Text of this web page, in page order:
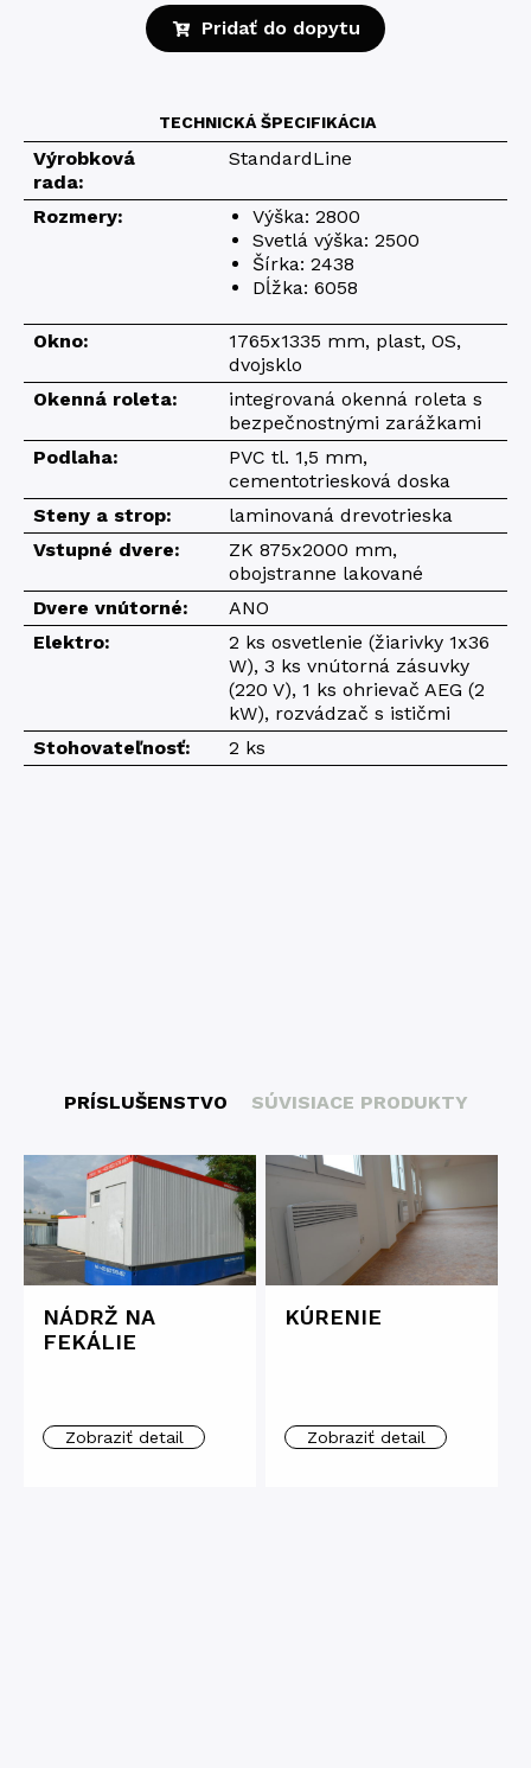
Pridať do dopytu
TECHNICKÁ ŠPECIFIKÁCIA
Výrobková
rada:
StandardLine
Rozmery:
Výška: 2800
Svetlá výška: 2500
Šírka: 2438
Dĺžka: 6058
Okno:
1765x1335 mm, plast, OS,
dvojsklo
Okenná roleta:
integrovaná okenná roleta s
bezpečnostnými zarážkami
Podlaha:
PVC tl. 1,5 mm,
cementotriesková doska
Steny a strop:
laminovaná drevotrieska
Vstupné dvere:
ZK 875x2000 mm,
obojstranne lakované
Dvere vnútorné:
ANO
Elektro:
2 ks osvetlenie (žiarivky 1x36
W), 3 ks vnútorná zásuvky
(220 V), 1 ks ohrievač AEG (2
kW), rozvádzač s ističmi
Stohovateľnosť:
2 ks
PRÍSLUŠENSTVO SÚVISIACE PRODUKTY
NÁDRŽ NA
FEKÁLIE
Zobraziť detail
KÚRENIE
Zobraziť detail